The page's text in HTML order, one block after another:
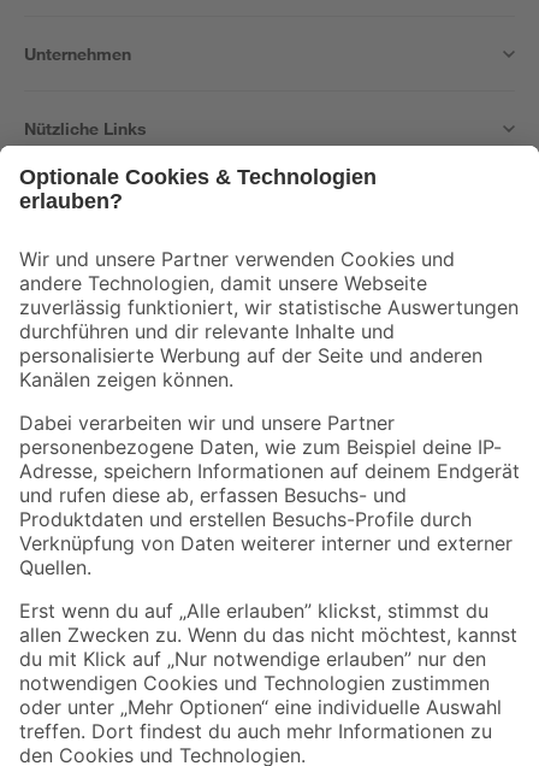
Unternehmen
Nützliche Links
Der toom Newsletter: Keine Angebote und Aktionen mehr verpassen!
Zur Newsletter Anmeldung
Folge uns
Zahlungsarten Versandarten
Sicher einkaufen
Jetzt die toom-App herunterladen